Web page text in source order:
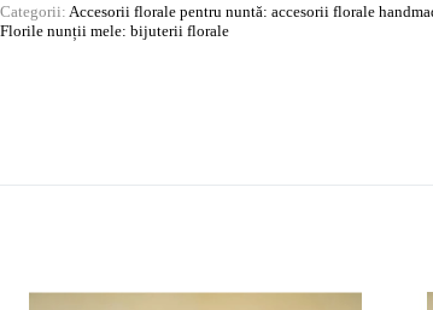
Categorii: Accesorii florale pentru nuntă: accesorii florale
Florile nunții mele: bijuterii florale